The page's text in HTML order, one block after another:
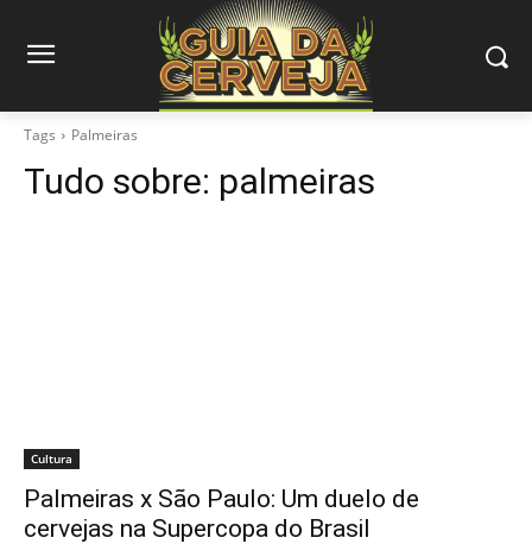
Tags Palmeiras
Tudo sobre: palmeiras
Cultura
Palmeiras x São Paulo: Um duelo de
cervejas na Supercopa do Brasil